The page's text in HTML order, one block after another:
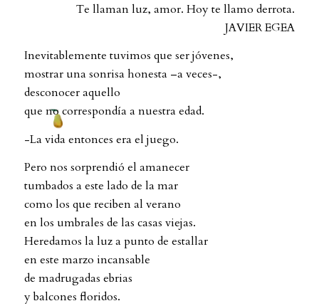
Te llaman luz, amor. Hoy te llamo derrota.
JAVIER EGEA
Inevitablemente tuvimos que ser jóvenes,
mostrar una sonrisa honesta –a veces-,
desconocer aquello
que no correspondía a nuestra edad.
-La vida entonces era el juego.
Pero nos sorprendió el amanecer
tumbados a este lado de la mar
como los que reciben al verano
en los umbrales de las casas viejas.
Heredamos la luz a punto de estallar
en este marzo incansable
de madrugadas ebrias
y balcones floridos.